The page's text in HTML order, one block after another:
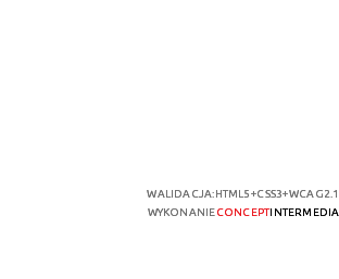
WALIDACJA:HTML5+CSS3+WCAG 2.1
WYKONANIECONCEPTINTERMEDIA